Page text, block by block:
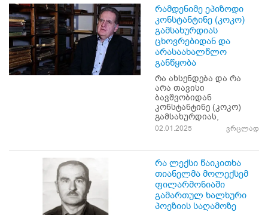
რამდენიმე ეპიზოდი
კონსტანტინე (კოკო)
გამსახურდიას
ცხოვრებიდან და
არასაახალწლო
განწყობა
რა ახსენდება და რა
არა თავისი
ბავშვობიდან
კონსტანტინე (კოკო)
გამსახურდიას,
02.01.2025 ვრცლად
რა ლექსი წაიკითხა
თიანელმა მოლექსემ
ფილარმონიაში
გამართულ ხალხური
პოეზიის საღამოზე